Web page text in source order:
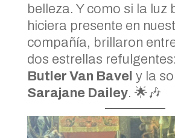
belleza. Y como si la luz
hiciera presente en
compañía, brillaron
dos estrellas refulgentes:
Butler Van Bavel y la
Sarajane Dailey. 🌟🎶